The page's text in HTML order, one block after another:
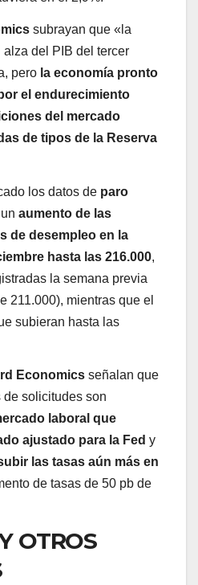
subrayan que «la
del PIB del tercer
pero la economía pronto
el endurecimiento
del mercado
de tipos de la Reserva
los datos de paro
aumento de las
de desempleo en la
hasta las 216.000,
la semana previa
211.000), mientras que el
subieran hasta las
Economics señalan que
solicitudes son
laboral que
ajustado para la Fed y
las tasas aún más en
de tasas de 50 pb de
OTROS